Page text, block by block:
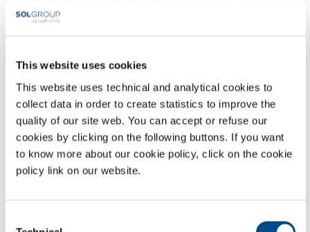
This website uses cookies
This website uses technical and analytical cookies to
collect data in order to create statistics to improve the
quality of our site web. You can accept or refuse our
cookies by clicking on the following buttons. If you want
to know more about our cookie policy, click on the cookie
policy link on our website.
Certificazioni
e scaricate dal sito del Gruppo
Modello di organizzazione, gestione e controllo ex D.Lgs
231/01
A seguito dell’entrata in vigore del Decreto Legislativo 231/01, SOL Spa ha
predisposto ed adottato un Modello di gestione, organizzazione e controllo.
CodiceEticoSOL.pdf
Modello di controllo
Modello_231
WHISTLEBLOWING